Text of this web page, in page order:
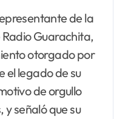
de la
Guarachita,
otorgado por
el legado de su
de orgullo
y señaló que su